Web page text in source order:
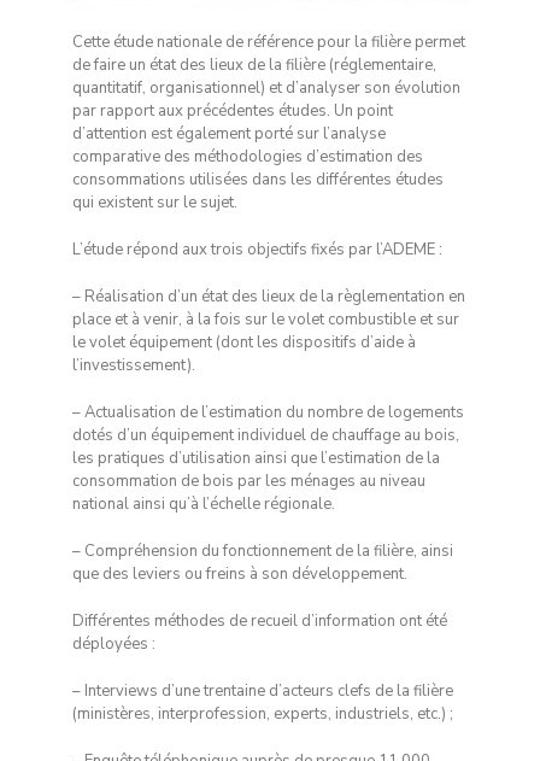
Cette étude nationale de référence pour la filière permet
de faire un état des lieux de la filière (réglementaire,
quantitatif, organisationnel) et d’analyser son évolution
par rapport aux précédentes études. Un point
d’attention est également porté sur l’analyse
comparative des méthodologies d’estimation des
consommations utilisées dans les différentes études
qui existent sur le sujet.
L’étude répond aux trois objectifs fixés par l’ADEME :
– Réalisation d’un état des lieux de la règlementation en
place et à venir, à la fois sur le volet combustible et sur
le volet équipement (dont les dispositifs d’aide à
l’investissement).
– Actualisation de l’estimation du nombre de logements
dotés d’un équipement individuel de chauffage au bois,
les pratiques d’utilisation ainsi que l’estimation de la
consommation de bois par les ménages au niveau
national ainsi qu’à l’échelle régionale.
– Compréhension du fonctionnement de la filière, ainsi
que des leviers ou freins à son développement.
Différentes méthodes de recueil d’information ont été
déployées :
– Interviews d’une trentaine d’acteurs clefs de la filière
(ministères, interprofession, experts, industriels, etc.) ;